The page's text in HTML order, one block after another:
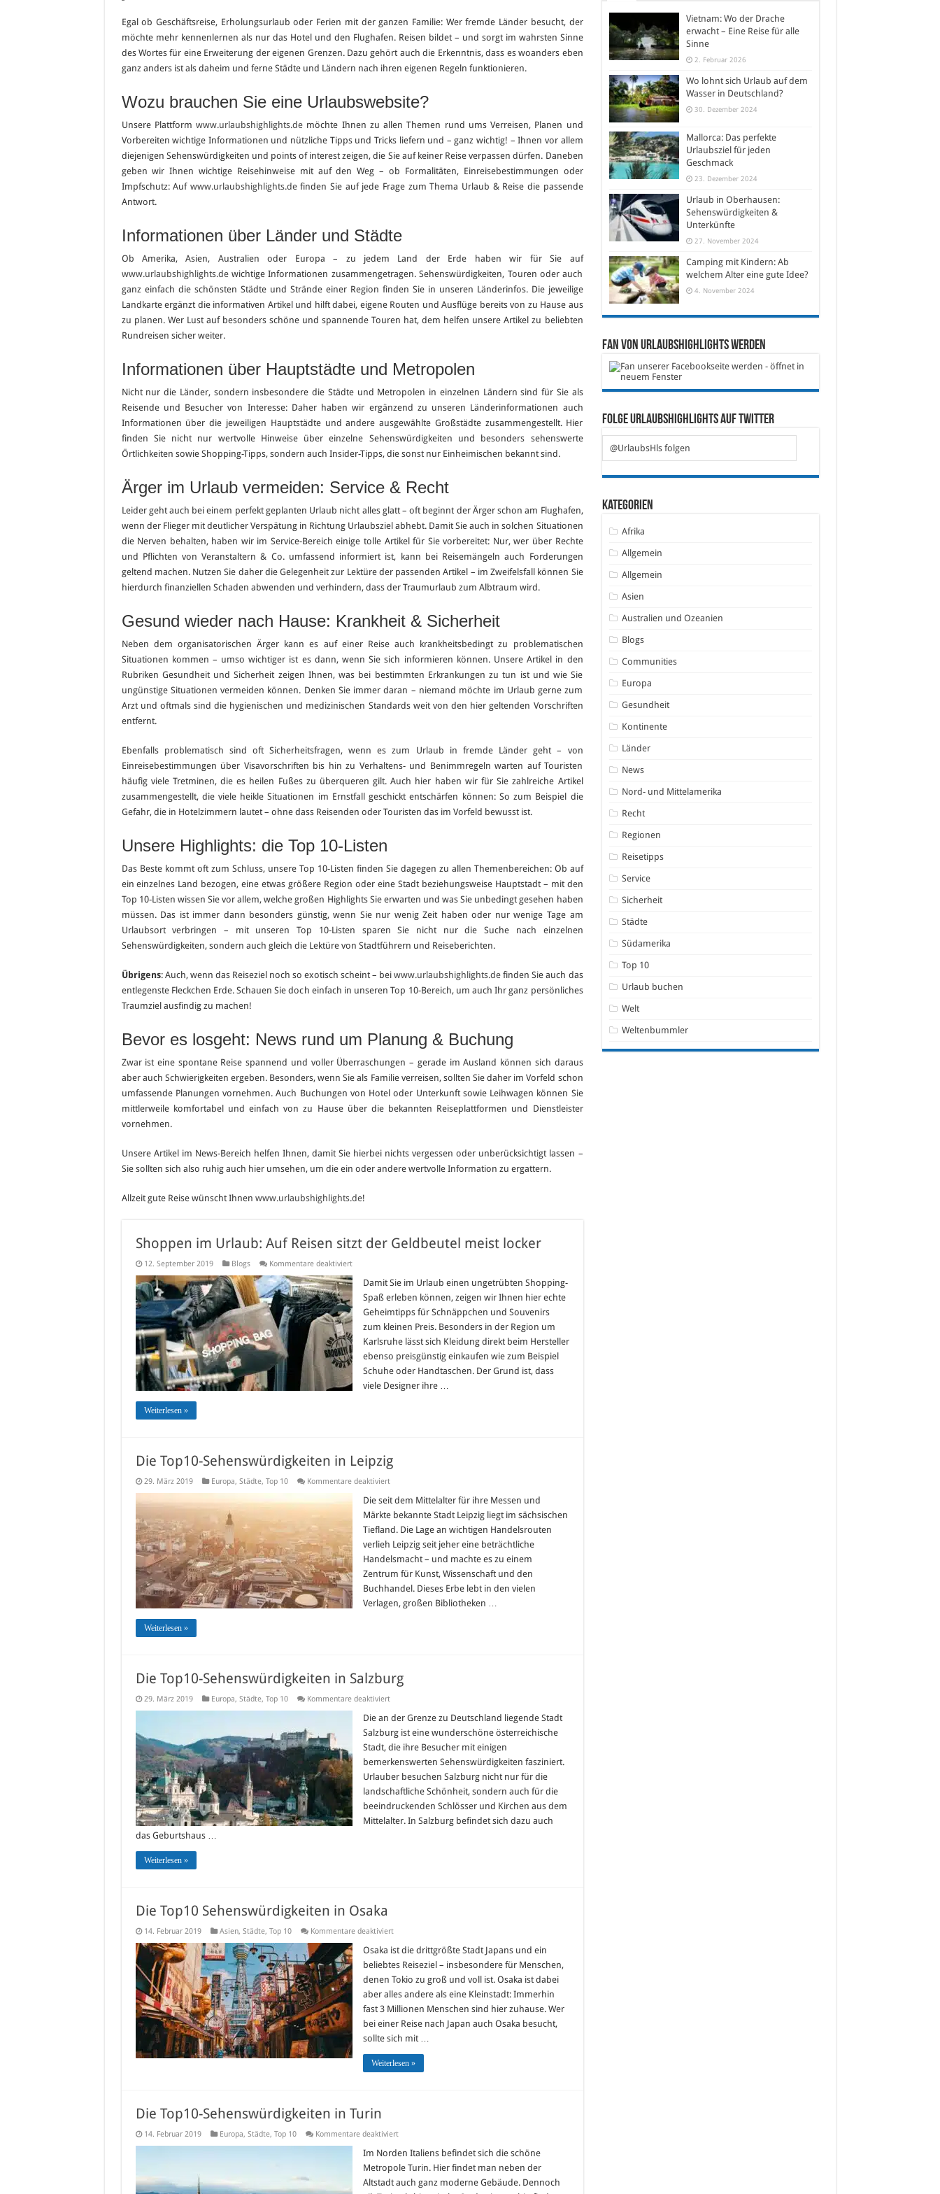
Egal ob Geschäftsreise, Erholungsurlaub oder Ferien mit der ganzen Familie: Wer fremde Länder besucht, der
möchte mehr kennenlernen als nur das Hotel und den Flughafen. Reisen bildet – und sorgt im wahrsten Sinne
des Wortes für eine Erweiterung der eigenen Grenzen. Dazu gehört auch die Erkenntnis, dass es woanders eben
ganz anders ist als daheim und ferne Städte und Ländern nach ihren eigenen Regeln funktionieren.
Wozu brauchen Sie eine Urlaubswebsite?
Unsere Plattform www.urlaubshighlights.de möchte Ihnen zu allen Themen rund ums Verreisen, Planen und
Vorbereiten wichtige Informationen und nützliche Tipps und Tricks liefern und – ganz wichtig! – Ihnen vor allem
diejenigen Sehenswürdigkeiten und points of interest zeigen, die Sie auf keiner Reise verpassen dürfen. Daneben
geben wir Ihnen wichtige Reisehinweise mit auf den Weg – ob Formalitäten, Einreisebestimmungen oder
Impfschutz: Auf www.urlaubshighlights.definden Sie auf jede Frage zum Thema Urlaub & Reise die passende
Antwort.
Informationen über Länder und Städte
Ob Amerika, Asien, Australien oder Europa – zu jedem Land der Erde haben wir für Sie auf
www.urlaubshighlights.dewichtige Informationen zusammengetragen. Sehenswürdigkeiten, Touren oder auch
ganz einfach die schönsten Städte und Strände einer Region finden Sie in unseren Länderinfos. Die jeweilige
Landkarte ergänzt die informativen Artikel und hilft dabei, eigene Routen und Ausflüge bereits von zu Hause aus
zu planen. Wer Lust auf besonders schöne und spannende Touren hat, dem helfen unsere Artikel zu beliebten
Rundreisen sicher weiter.
Informationen über Hauptstädte und Metropolen
Nicht nur die Länder, sondern insbesondere die Städte und Metropolen in einzelnen Ländern sind für Sie als
Reisende und Besucher von Interesse: Daher haben wir ergänzend zu unseren Länderinformationen auch
Informationen über die jeweiligen Hauptstädte und andere ausgewählte Großstädte zusammengestellt. Hier
finden Sie nicht nur wertvolle Hinweise über einzelne Sehenswürdigkeiten und besonders sehenswerte
Örtlichkeiten sowie Shopping-Tipps, sondern auch Insider-Tipps, die sonst nur Einheimischen bekannt sind.
Ärger im Urlaub vermeiden: Service & Recht
Leider geht auch bei einem perfekt geplanten Urlaub nicht alles glatt – oft beginnt der Ärger schon am Flughafen,
wenn der Flieger mit deutlicher Verspätung in Richtung Urlaubsziel abhebt. Damit Sie auch in solchen Situationen
die Nerven behalten, haben wir im Service-Bereich einige tolle Artikel für Sie vorbereitet: Nur, wer über Rechte
und Pflichten von Veranstaltern & Co. umfassend informiert ist, kann bei Reisemängeln auch Forderungen
geltend machen. Nutzen Sie daher die Gelegenheit zur Lektüre der passenden Artikel – im Zweifelsfall können Sie
hierdurch finanziellen Schaden abwenden und verhindern, dass der Traumurlaub zum Albtraum wird.
Gesund wieder nach Hause: Krankheit & Sicherheit
Neben dem organisatorischen Ärger kann es auf einer Reise auch krankheitsbedingt zu problematischen
Situationen kommen – umso wichtiger ist es dann, wenn Sie sich informieren können. Unsere Artikel in den
Rubriken Gesundheit und Sicherheit zeigen Ihnen, was bei bestimmten Erkrankungen zu tun ist und wie Sie
ungünstige Situationen vermeiden können. Denken Sie immer daran – niemand möchte im Urlaub gerne zum
Arzt und oftmals sind die hygienischen und medizinischen Standards weit von den hier geltenden Vorschriften
entfernt.
Ebenfalls problematisch sind oft Sicherheitsfragen, wenn es zum Urlaub in fremde Länder geht – von
Einreisebestimmungen über Visavorschriften bis hin zu Verhaltens- und Benimmregeln warten auf Touristen
häufig viele Tretminen, die es heilen Fußes zu überqueren gilt. Auch hier haben wir für Sie zahlreiche Artikel
zusammengestellt, die viele heikle Situationen im Ernstfall geschickt entschärfen können: So zum Beispiel die
Gefahr, die in Hotelzimmern lautet – ohne dass Reisenden oder Touristen das im Vorfeld bewusst ist.
Unsere Highlights: die Top 10-Listen
Das Beste kommt oft zum Schluss, unsere Top 10-Listen finden Sie dagegen zu allen Themenbereichen: Ob auf
ein einzelnes Land bezogen, eine etwas größere Region oder eine Stadt beziehungsweise Hauptstadt – mit den
Top 10-Listen wissen Sie vor allem, welche großen Highlights Sie erwarten und was Sie unbedingt gesehen haben
müssen. Das ist immer dann besonders günstig, wenn Sie nur wenig Zeit haben oder nur wenige Tage am
Urlaubsort verbringen – mit unseren Top 10-Listen sparen Sie nicht nur die Suche nach einzelnen
Sehenswürdigkeiten, sondern auch gleich die Lektüre von Stadtführern und Reiseberichten.
Übrigens: Auch, wenn das Reiseziel noch so exotisch scheint – beiwww.urlaubshighlights.de finden Sie auch das
entlegenste Fleckchen Erde. Schauen Sie doch einfach in unseren Top 10-Bereich, um auch Ihr ganz persönliches
Traumziel ausfindig zu machen!
Bevor es losgeht: News rund um Planung & Buchung
Zwar ist eine spontane Reise spannend und voller Überraschungen – gerade im Ausland können sich daraus
aber auch Schwierigkeiten ergeben. Besonders, wenn Sie als Familie verreisen, sollten Sie daher im Vorfeld schon
umfassende Planungen vornehmen. Auch Buchungen von Hotel oder Unterkunft sowie Leihwagen können Sie
mittlerweile komfortabel und einfach von zu Hause über die bekannten Reiseplattformen und Dienstleister
vornehmen.
Unsere Artikel im News-Bereich helfen Ihnen, damit Sie hierbei nichts vergessen oder unberücksichtigt lassen –
Sie sollten sich also ruhig auch hier umsehen, um die ein oder andere wertvolle Information zu ergattern.
Allzeit gute Reise wünscht Ihnen www.urlaubshighlights.de!
Shoppen im Urlaub: Auf Reisen sitzt der Geldbeutel meist locker
12. September 2019 Blogs Kommentare deaktiviertfür
im
Urlaub:
Auf
Reisen
sitzt
Geldbeutel
meist
locker
Damit Sie im Urlaub einen ungetrübten Shopping-
Spaß erleben können, zeigen wir Ihnen hier echte
Geheimtipps für Schnäppchen und Souvenirs
zum kleinen Preis. Besonders in der Region um
Karlsruhe lässt sich Kleidung direkt beim Hersteller
ebenso preisgünstig einkaufen wie zum Beispiel
Schuhe oder Handtaschen. Der Grund ist, dass
viele Designer ihre …
Weiterlesen »
Die Top10-Sehenswürdigkeiten in Leipzig
29. März 2019 Europa, Städte, Top 10 Kommentare deaktiviertfür
Top10-
in
Leipzig
Die seit dem Mittelalter für ihre Messen und
Märkte bekannte Stadt Leipzig liegt im sächsischen
Tiefland. Die Lage an wichtigen Handelsrouten
verlieh Leipzig seit jeher eine beträchtliche
Handelsmacht – und machte es zu einem
Zentrum für Kunst, Wissenschaft und den
Buchhandel. Dieses Erbe lebt in den vielen
Verlagen, großen Bibliotheken …
Weiterlesen »
Die Top10-Sehenswürdigkeiten in Salzburg
29. März 2019 Europa, Städte, Top 10 Kommentare deaktiviertfür
Top10-
in
Salzburg
Die an der Grenze zu Deutschland liegende Stadt
Salzburg ist eine wunderschöne österreichische
Stadt, die ihre Besucher mit einigen
bemerkenswerten Sehenswürdigkeiten fasziniert.
Urlauber besuchen Salzburg nicht nur für die
landschaftliche Schönheit, sondern auch für die
beeindruckenden Schlösser und Kirchen aus dem
Mittelalter. In Salzburg befindet sich dazu auch
das Geburtshaus …
Weiterlesen »
Die Top10 Sehenswürdigkeiten in Osaka
14. Februar 2019 Asien, Städte, Top 10 Kommentare deaktiviertfür
Top10
Sehenswürdigkeiten
in
Osaka
Osaka ist die drittgrößte Stadt Japans und ein
beliebtes Reiseziel – insbesondere für Menschen,
denen Tokio zu groß und voll ist. Osaka ist dabei
aber alles andere als eine Kleinstadt: Immerhin
fast 3 Millionen Menschen sind hier zuhause. Wer
bei einer Reise nach Japan auch Osaka besucht,
sollte sich mit …
Weiterlesen »
Die Top10-Sehenswürdigkeiten in Turin
14. Februar 2019 Europa, Städte, Top 10 Kommentare deaktiviertfür
Top10-
in
Turin
Im Norden Italiens befindet sich die schöne
Metropole Turin. Hier findet man neben der
Altstadt auch ganz moderne Gebäude. Dennoch
Vietnam: Wo der Drache
erwacht – Eine Reise für alle
Sinne
2. Februar 2026
Wo lohnt sich Urlaub auf dem
Wasser in Deutschland?
30. Dezember 2024
Mallorca: Das perfekte
Urlaubsziel für jeden
Geschmack
23. Dezember 2024
Urlaub in Oberhausen:
Sehenswürdigkeiten &
Unterkünfte
27. November 2024
Camping mit Kindern: Ab
welchem Alter eine gute Idee?
4. November 2024
Fan von Urlaubshighlights werden
Folge Urlaubshighlights auf Twitter
@UrlaubsHls folgen
Kategorien
Afrika
Allgemein
Allgemein
Asien
Australien und Ozeanien
Blogs
Communities
Europa
Gesundheit
Kontinente
Länder
News
Nord- und Mittelamerika
Recht
Regionen
Reisetipps
Service
Sicherheit
Städte
Südamerika
Top 10
Urlaub buchen
Welt
Weltenbummler